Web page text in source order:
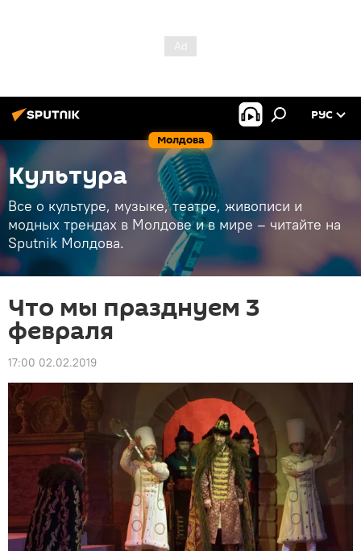
Молдова
РУС
Культура
Все о культуре, музыке, театре, живописи и
модных трендах в Молдове и в мире – читайте на
Sputnik Молдова.
Что мы празднуем 3
февраля
17:00 02.02.2019